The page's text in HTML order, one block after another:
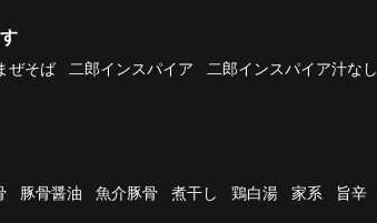
ぜそば 二郎インスパイア 二郎インスパイア汁なし
豚骨醤油 魚介豚骨 煮干し 鶏白湯 家系 旨辛